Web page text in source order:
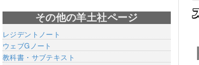
その他の羊土社ページ
レジデントノート
ウェブGノート
教科書・サブテキスト